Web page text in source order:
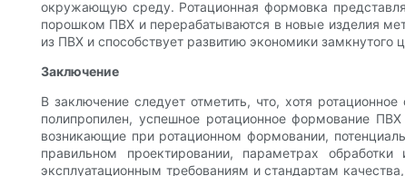
окружающую среду. Ротационная формовка
порошком ПВХ и перерабатываются в новые изделия
из ПВХ и способствует развитию экономики
Заключение
В заключение следует отметить, что, хотя
полипропилен, успешное ротационное формование
возникающие при ротационном формовании,
правильном проектировании, параметрах
эксплуатационным требованиям и стандартам